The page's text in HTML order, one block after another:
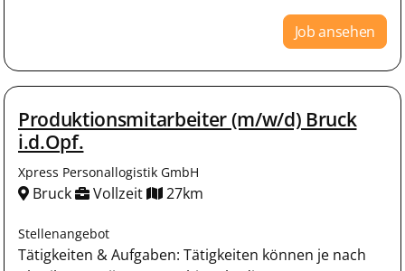
Job ansehen
Produktionsmitarbeiter (m/w/d) Bruck
i.d.Opf.
Xpress Personallogistik GmbH
Bruck Vollzeit 27km
Stellenangebot
Tätigkeiten & Aufgaben: Tätigkeiten können je nach